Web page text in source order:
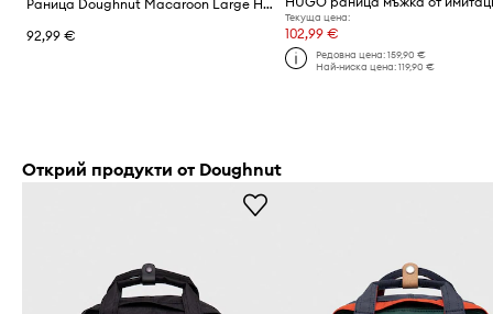
Раница Doughnut Macaroon Large Happy Camper 20L
92,99 €
Текуща цена:
102,99 €
Редовна цена: 159,90 €
Най-ниска цена: 119,90 €
Открий продукти от Doughnut